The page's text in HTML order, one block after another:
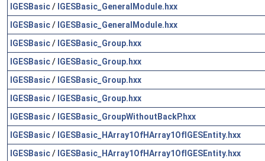
IGESBasic/ IGESBasic_GeneralModule.hxx
IGESBasic/ IGESBasic_GeneralModule.hxx
IGESBasic/ IGESBasic_Group.hxx
IGESBasic/ IGESBasic_Group.hxx
IGESBasic/ IGESBasic_Group.hxx
IGESBasic/ IGESBasic_Group.hxx
IGESBasic/ IGESBasic_GroupWithoutBackP.hxx
IGESBasic/ IGESBasic_HArray1OfHArray1OfIGESEntity.hxx
IGESBasic/ IGESBasic_HArray1OfHArray1OfIGESEntity.hxx